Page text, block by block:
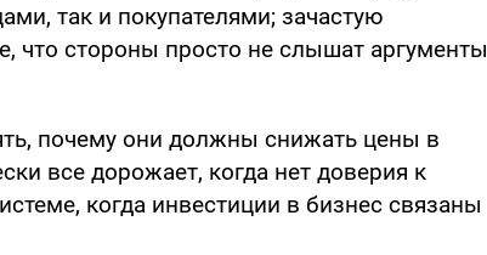
так и покупателями; зачастую
что стороны просто не слышат аргументы
почему они должны снижать цены в
все дорожает, когда нет доверия к
когда инвестиции в бизнес связаны